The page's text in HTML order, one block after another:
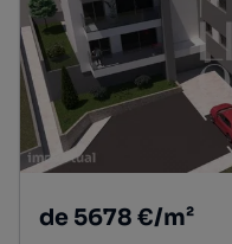
de 5678 €/m²